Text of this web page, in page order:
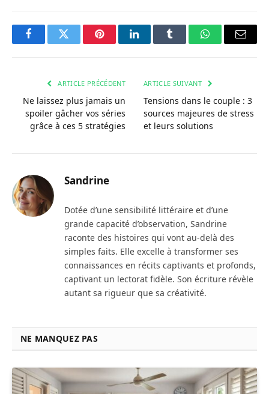
FacebookTwitter PinterestLinkedInTumblr WhatsApp
ARTICLE PRÉCÉDENT
Ne laissez plus jamais un
spoiler gâcher vos séries
grâce à ces 5 stratégies
ARTICLE SUIVANT
Tensions dans le couple : 3
sources majeures de stress
et leurs solutions
Sandrine
Dotée d’une sensibilité littéraire et d’une
grande capacité d’observation, Sandrine
raconte des histoires qui vont au-delà des
simples faits. Elle excelle à transformer ses
connaissances en récits captivants et profonds,
captivant un lectorat fidèle. Son écriture révèle
autant sa rigueur que sa créativité.
NE MANQUEZ PAS